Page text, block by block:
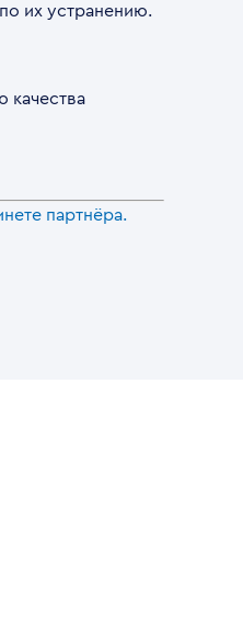
их устранению.
качества
партнёра.